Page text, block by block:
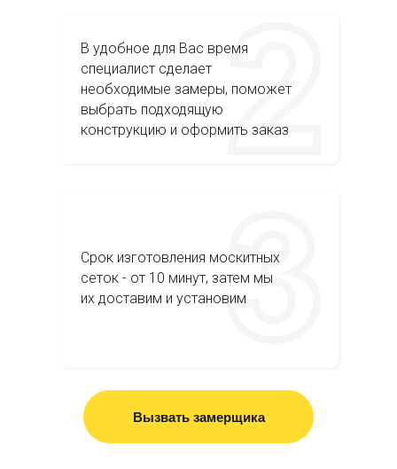
В удобное для Вас время
специалист сделает
необходимые замеры, поможет
выбрать подходящую
конструкцию и оформить заказ
Срок изготовления москитных
сеток - от 10 минут, затем мы
их доставим и установим
Вызвать замерщика